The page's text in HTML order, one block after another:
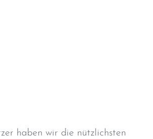
haben wir die nützlichsten